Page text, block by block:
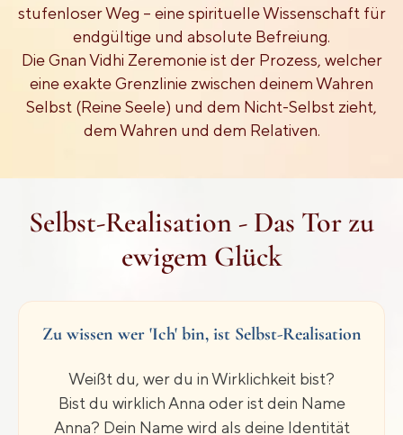
stufenloser Weg – eine spirituelle Wissenschaft für
endgültige und absolute Befreiung.
Die Gnan Vidhi Zeremonie ist der Prozess, welcher
eine exakte Grenzlinie zwischen deinem Wahren
Selbst (Reine Seele) und dem Nicht-Selbst zieht,
dem Wahren und dem Relativen.
Selbst-Realisation - Das Tor zu
ewigem Glück
Zu wissen wer 'Ich' bin, ist Selbst-Realisation
Weißt du, wer du in Wirklichkeit bist?
Bist du wirklich Anna oder ist dein Name
Anna? Dein Name wird als deine Identität